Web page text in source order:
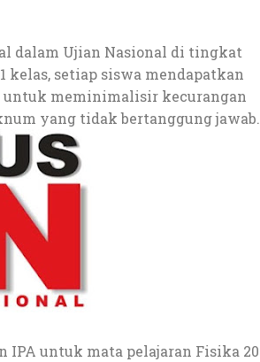
dalam Ujian Nasional di tingkat
kelas, setiap siswa mendapatkan
untuk meminimalisir kecurangan
yang tidak bertanggung jawab.
IPA untuk mata pelajaran Fisika 20